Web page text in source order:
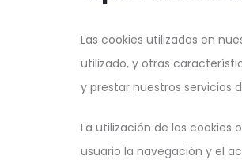
Las cookies utilizadas en
utilizado, y otras
y prestar nuestros servicios
La utilización de las
usuario la navegación y el